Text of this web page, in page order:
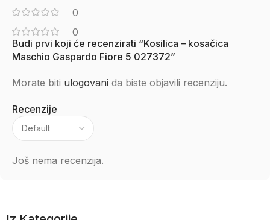
0
0
Recenzije
Još nema recenzija.
Budi prvi koji će recenzirati “Kosilica – kosačica
Maschio Gaspardo Fiore 5 027372”
Morate biti ulogovani da biste objavili recenziju.